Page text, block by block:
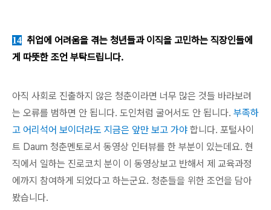
14 취업에 어려움을 겪는 청년들과 이직을 고민하는 직장인들에
게 따뜻한 조언 부탁드립니다.
아직 사회로 진출하지 않은 청춘이라면 너무 많은 것들 바라보려
는 오류를 범하면 안 됩니다. 도인처럼 굴어서도 안 됩니다. 부족하
고 어리석어 보이더라도 지금은 앞만 보고 가야 합니다. 포털사이
트 Daum 청춘멘토로서 동영상 인터뷰를 한 부분이 있는데요. 현
직에서 일하는 진로코치 분이 이 동영상보고 반해서 제 교육과정
에까지 참여하게 되었다고 하는군요. 청춘들을 위한 조언을 담아
봤습니다.